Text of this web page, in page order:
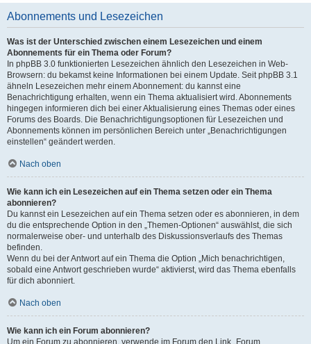
Abonnements und Lesezeichen
Was ist der Unterschied zwischen einem Lesezeichen und einem
Abonnements für ein Thema oder Forum?
In phpBB 3.0 funktionierten Lesezeichen ähnlich den Lesezeichen in Web-
Browsern: du bekamst keine Informationen bei einem Update. Seit phpBB 3.1
ähneln Lesezeichen mehr einem Abonnement: du kannst eine
Benachrichtigung erhalten, wenn ein Thema aktualisiert wird. Abonnements
hingegen informieren dich bei einer Aktualisierung eines Themas oder eines
Forums des Boards. Die Benachrichtigungsoptionen für Lesezeichen und
Abonnements können im persönlichen Bereich unter „Benachrichtigungen
einstellen“ geändert werden.
Nach oben
Wie kann ich ein Lesezeichen auf ein Thema setzen oder ein Thema
abonnieren?
Du kannst ein Lesezeichen auf ein Thema setzen oder es abonnieren, in dem
du die entsprechende Option in den „Themen-Optionen“ auswählst, die sich
normalerweise ober- und unterhalb des Diskussionsverlaufs des Themas
befinden.
Wenn du bei der Antwort auf ein Thema die Option „Mich benachrichtigen,
sobald eine Antwort geschrieben wurde“ aktivierst, wird das Thema ebenfalls
für dich abonniert.
Nach oben
Wie kann ich ein Forum abonnieren?
Um ein Forum zu abonnieren, verwende im Forum den Link „Forum